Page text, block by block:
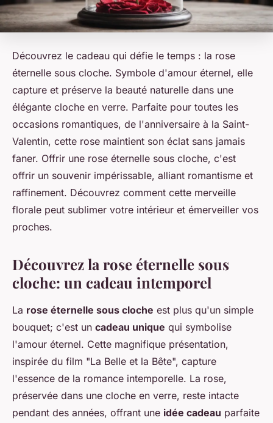
Découvrez le cadeau qui défie le temps : la rose
éternelle sous cloche. Symbole d'amour éternel, elle
capture et préserve la beauté naturelle dans une
élégante cloche en verre. Parfaite pour toutes les
occasions romantiques, de l'anniversaire à la Saint-
Valentin, cette rose maintient son éclat sans jamais
faner. Offrir une rose éternelle sous cloche, c'est
offrir un souvenir impérissable, alliant romantisme et
raffinement. Découvrez comment cette merveille
florale peut sublimer votre intérieur et émerveiller vos
proches.
Découvrez la rose éternelle sous
cloche: un cadeau intemporel
La rose éternelle sous cloche est plus qu'un simple
bouquet; c'est un cadeau unique qui symbolise
l'amour éternel. Cette magnifique présentation,
inspirée du film "La Belle et la Bête", capture
l'essence de la romance intemporelle. La rose,
préservée dans une cloche en verre, reste intacte
pendant des années, offrant une idée cadeau parfaite